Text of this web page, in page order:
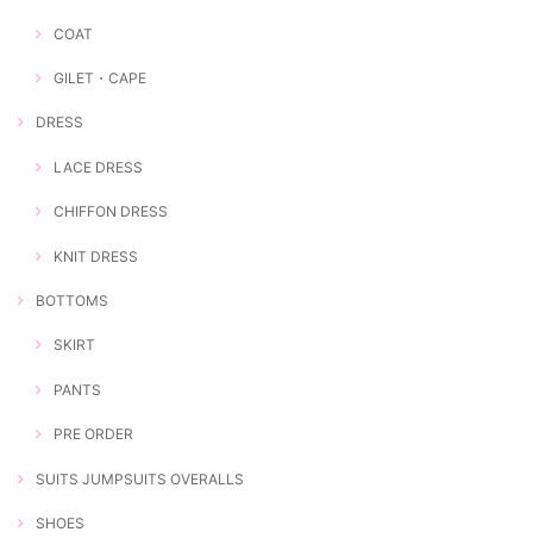
COAT
GILET・CAPE
DRESS
LACE DRESS
CHIFFON DRESS
KNIT DRESS
BOTTOMS
SKIRT
PANTS
PRE ORDER
SUITS JUMPSUITS OVERALLS
SHOES